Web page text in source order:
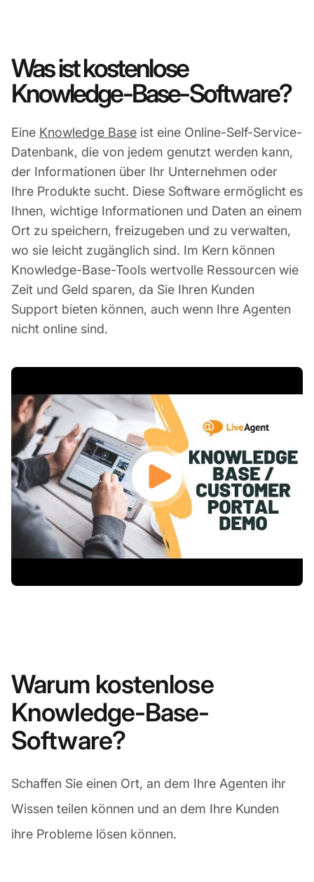
Was ist kostenlose
Knowledge-Base-Software?
Eine Knowledge Base ist eine Online-Self-Service-
Datenbank, die von jedem genutzt werden kann,
der Informationen über Ihr Unternehmen oder
Ihre Produkte sucht. Diese Software ermöglicht es
Ihnen, wichtige Informationen und Daten an einem
Ort zu speichern, freizugeben und zu verwalten,
wo sie leicht zugänglich sind. Im Kern können
Knowledge-Base-Tools wertvolle Ressourcen wie
Zeit und Geld sparen, da Sie Ihren Kunden
Support bieten können, auch wenn Ihre Agenten
nicht online sind.
Warum kostenlose
Knowledge-Base-
Software?
Schaffen Sie einen Ort, an dem Ihre Agenten ihr
Wissen teilen können und an dem Ihre Kunden
ihre Probleme lösen können.